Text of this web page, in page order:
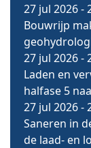
27 jul 2026-
Bouwrijp
27 jul 2026-
Laden en
halfase 5
27 jul 2026-
Saneren in
de laad- en